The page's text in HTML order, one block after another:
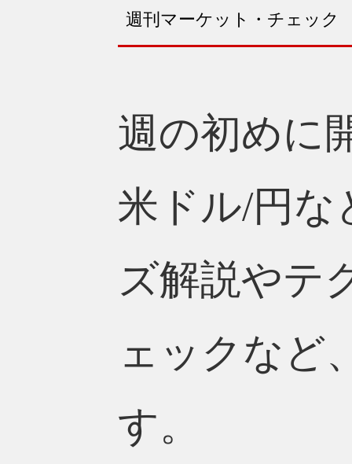
週刊マーケット・チェック
週の初めに
米ドル/円な
ズ解説やテ
ェックなど
す。